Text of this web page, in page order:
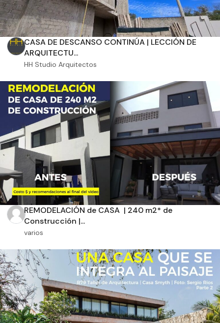
CASA DE DESCANSO CONTINÚA | LECCIÓN DE
ARQUITECTU...
HH Studio Arquitectos
REMODELACIÓN de CASA | 240 m2* de
Construcción |...
varios
m2 de terreno
Aplicar filtros